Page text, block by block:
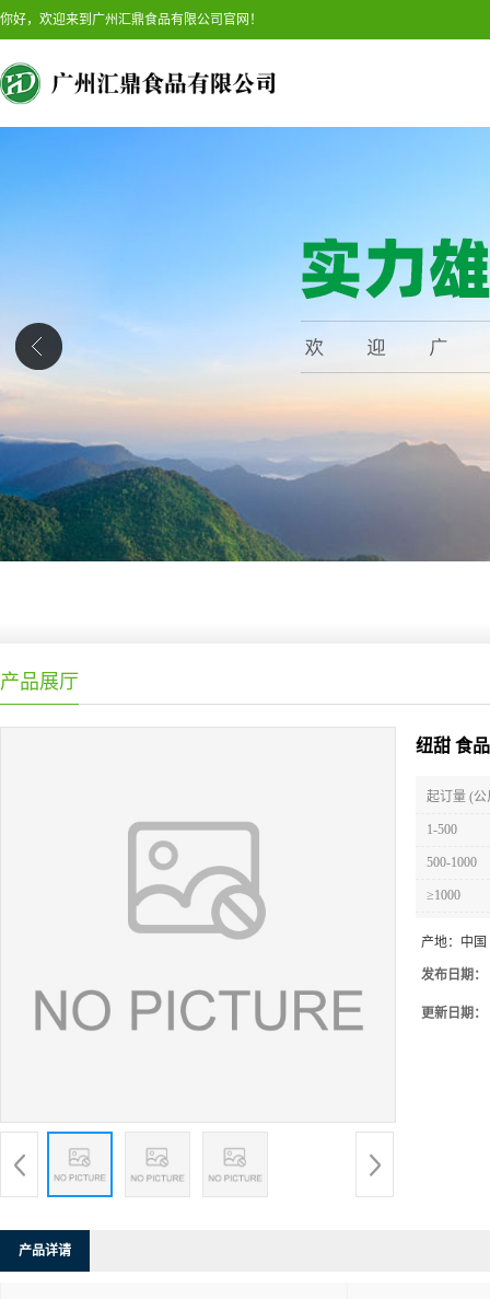
你好，欢迎来到广州汇鼎食品有限公司官网！
产品展厅
纽甜 食
起订量 (公
1-500
500-1000
≥1000
产地： 中国
发布日期：
更新日期：
产品详请